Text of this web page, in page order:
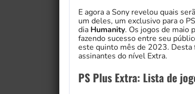
E agora a Sony revelou quais
um deles, um exclusivo para o
dia Humanity. Os jogos de maio
fazendo sucesso entre seu
este quinto mês de 2023. Desta
assinantes do nível Extra.
PS Plus Extra: Lista de